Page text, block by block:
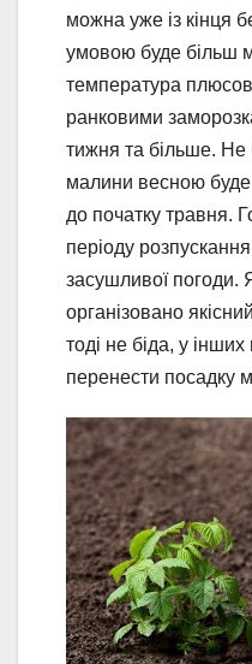
можна уже із кінця
умовою буде більш
температура
ранковими
тижня та більше. Не
малини весною буде
до початку травня.
періоду
засушливої
організовано
тоді не біда, у
перенести посадку